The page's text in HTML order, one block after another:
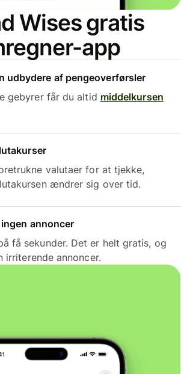
Wises gratis
app
udbydere af pengeoverførsler
gebyrer får du altid middelkursen
valutaer for at tjekke,
ændrer sig over tid.
annoncer
få sekunder. Det er helt gratis, og
irriterende annoncer.